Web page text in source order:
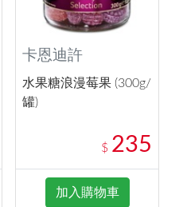
卡恩迪許
水果糖浪漫莓果 (300g/
罐)
$ 235
加入購物車